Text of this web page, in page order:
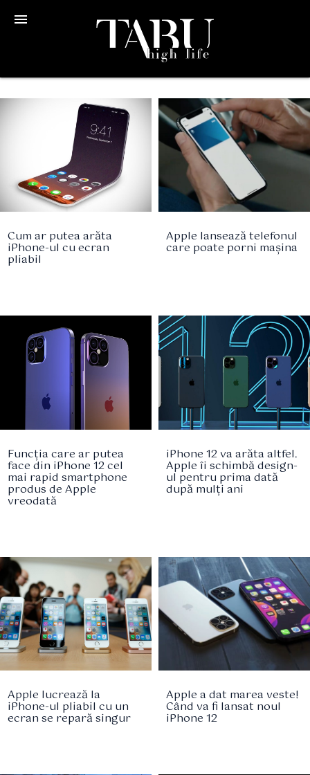
menu
Cum ar putea arăta
iPhone-ul cu ecran
pliabil
Apple lansează telefonul
care poate porni mașina
Funcția care ar putea
face din iPhone 12 cel
mai rapid smartphone
produs de Apple
vreodată
iPhone 12 va arăta altfel.
Apple îi schimbă design-
ul pentru prima dată
după mulți ani
Apple lucrează la
iPhone-ul pliabil cu un
ecran se repară singur
Apple a dat marea veste!
Când va fi lansat noul
iPhone 12